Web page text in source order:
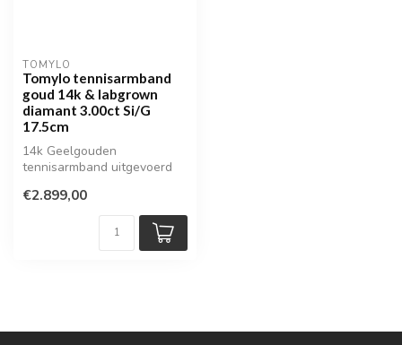
TOMYLO
Tomylo tennisarmband
goud 14k & labgrown
diamant 3.00ct Si/G
17.5cm
14k Geelgouden
tennisarmband uitgevoerd
diamanten
€2.899,00